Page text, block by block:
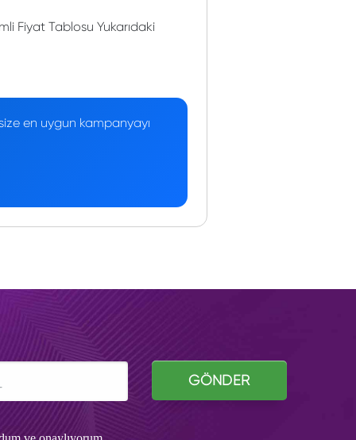
Fiyat Tablosu Yukarıdaki
en uygun kampanyayı
GÖNDER